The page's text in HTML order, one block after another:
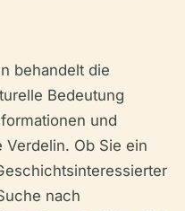
behandelt die
Bedeutung
und
Verdelin. Ob Sie ein
nach